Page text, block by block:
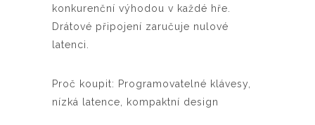
konkurenční výhodou v každé hře.
Drátové připojení zaručuje nulové
latenci.
Proč koupit: Programovatelné klávesy,
nízká latence, kompaktní design